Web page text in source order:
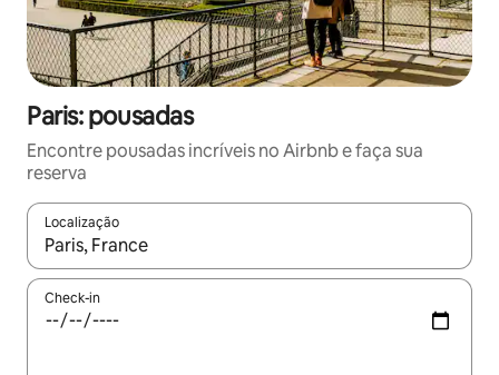
Paris: pousadas
Encontre pousadas incríveis no Airbnb e faça sua
reserva
Localização
Quando os resultados estiverem disponíveis, explore-os
Check-in